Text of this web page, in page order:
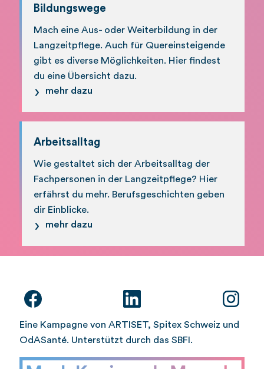
Bildungswege
Mach eine Aus- oder Weiterbildung in der
Langzeitpflege. Auch für Quereinsteigende
gibt es diverse Möglichkeiten. Hier findest
du eine Übersicht dazu.
mehr dazu
Arbeitsalltag
Wie gestaltet sich der Arbeitsalltag der
Fachpersonen in der Langzeitpflege? Hier
erfährst du mehr. Berufsgeschichten geben
dir Einblicke.
mehr dazu
Eine Kampagne von ARTISET, Spitex Schweiz und
OdASanté. Unterstützt durch das SBFI.